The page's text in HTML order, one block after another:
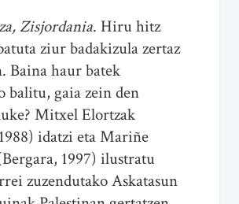
Zisjordania. Hiru hitz
ziur badakizula zertaz
Baina haur batek
gaia zein den
Mitxel Elortzak
idatzi eta Mariñe
1997) ilustratu
zuzendutako Askatasun